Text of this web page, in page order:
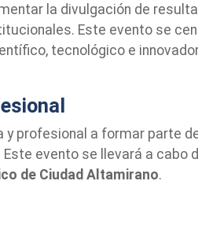
la divulgación de
Este evento se
tecnológico e
profesional a formar parte
evento se llevará a cabo
de Ciudad Altamirano.